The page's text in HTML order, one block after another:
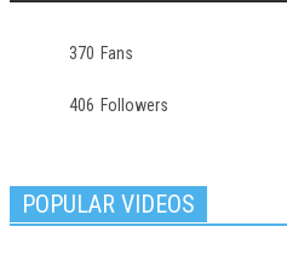
370 Fans
406 Followers
POPULAR VIDEOS